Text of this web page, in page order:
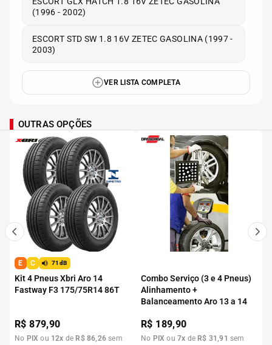
(1996 - 2002)
ESCORT STD SW 1.8 16V ZETEC GASOLINA (1997 -
2003)
VER LISTA COMPLETA
OUTRAS OPÇÕES
E C 71dB
Kit 4 Pneus Xbri Aro 14
Fastway F3 175/75R14 86T
R$879,90
No PIX ou 12x de R$ 86,26 sem
Combo Serviço (3 e 4 Pneus)
Alinhamento +
Balanceamento Aro 13 a 14
R$ 189,90
No PIX ou7x de R$ 31 ,91 sem